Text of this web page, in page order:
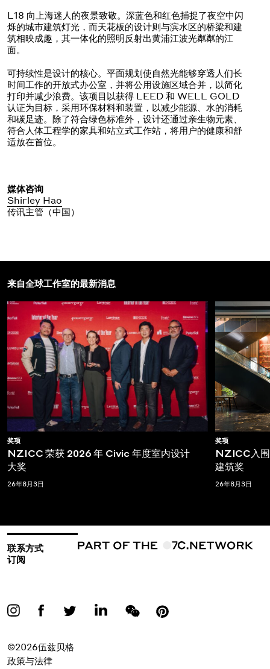
L18 向上海迷人的夜景致敬。深蓝色和红色捕捉了夜空中闪
烁的城市建筑灯光，而天花板的设计则与滨水区的桥梁和建
筑相映成趣，其一体化的照明反射出黄浦江波光粼粼的江
面。
可持续性是设计的核心。平面规划使自然光能够穿透人们长
时间工作的开放式办公室，并将公用设施区域合并，以简化
打印并减少浪费。该项目以获得 LEED 和 WELL GOLD
认证为目标，采用环保材料和装置，以减少能源、水的消耗
和碳足迹。除了符合绿色标准外，设计还通过亲生物元素、
符合人体工程学的家具和站立式工作站，将用户的健康和舒
适放在首位。
媒体咨询
Shirley Hao
传讯主管（中国）
来自全球工作室的最新消息
奖项
NZICC 荣获 2026 年 Civic 年度室内设计
大奖
26年8月3日
奖项
NZICC入
建筑奖
26年8月3日
联系方式
订阅
©2026伍兹贝格
政策与法律